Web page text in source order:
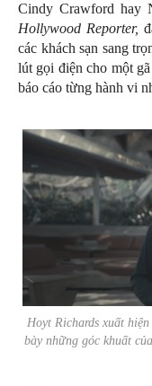
Cindy Crawford hay
Hollywood Reporter,
các khách sạn sang
lút gọi điện cho một
báo cáo từng hành vi
Hoyt Richards xuất
bày những góc khuất